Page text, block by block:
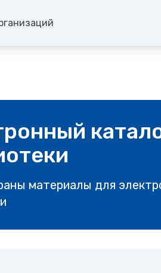
материалы для